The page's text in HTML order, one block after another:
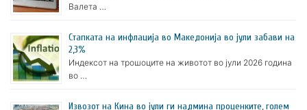
Валета …
Стапката на инфлација во Македонија во јули забави на
2,3%
Индексот на трошоците на животот во јули 2026 година
во …
Извозот на Кина во јули ги надмина проценките, голем